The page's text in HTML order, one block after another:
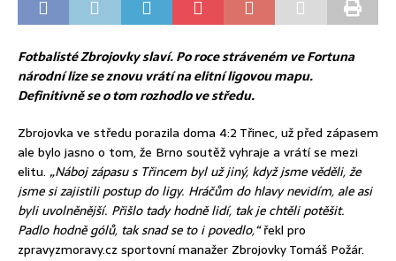
Fotbalisté Zbrojovky slaví. Po roce stráveném ve Fortuna
národní lize se znovu vrátí na elitní ligovou mapu.
Definitivně se o tom rozhodlo ve středu.
Zbrojovka ve středu porazila doma 4:2 Třinec, už před zápasem
ale bylo jasno o tom, že Brno soutěž vyhraje a vrátí se mezi
elitu. „Náboj zápasu s Třincem byl už jiný, když jsme věděli, že
jsme sizajistilipostup do ligy. Hráčům do hlavy nevidím, ale asi
byli uvolněnější. Přišlo tady hodně lidí, tak je chtěli potěšit.
Padlo hodně gólů, tak snad se to i povedlo,“řekl pro
zpravyzmoravy.cz sportovní manažer Zbrojovky Tomáš Požár.